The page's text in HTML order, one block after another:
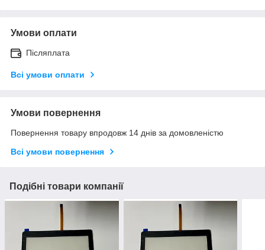
Умови оплати
Післяплата
Всі умови оплати
Умови повернення
Повернення товару впродовж 14 днів за домовленістю
Всі умови повернення
Подібні товари компанії